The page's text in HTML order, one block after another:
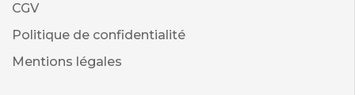
CGV
Politique de confidentialité
Mentions légales